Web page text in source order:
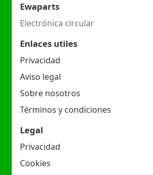
Ewaparts
Electrónica circular
Enlaces utiles
Privacidad
Aviso legal
Sobre nosotros
Términos y condiciones
Legal
Privacidad
Cookies